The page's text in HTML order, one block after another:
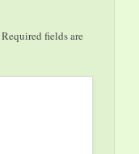
Required fields are